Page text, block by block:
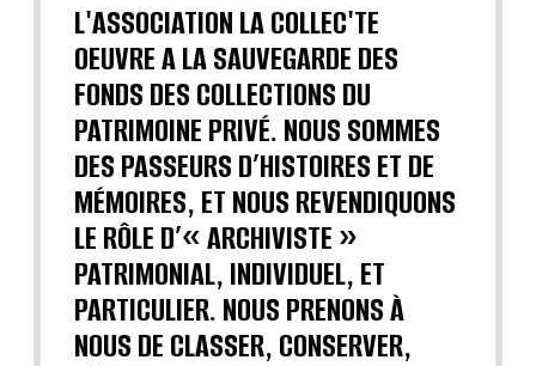
L'ASSOCIATION LA COLLEC'TE
OEUVRE A LA SAUVEGARDE DES
FONDS DES COLLECTIONS DU
PATRIMOINE PRIVÉ. NOUS SOMMES
DES PASSEURS D’HISTOIRES ET DE
MÉMOIRES, ET NOUS REVENDIQUONS
LE RÔLE D’« ARCHIVISTE »
PATRIMONIAL, INDIVIDUEL, ET
PARTICULIER. NOUS PRENONS À
NOUS DE CLASSER, CONSERVER,